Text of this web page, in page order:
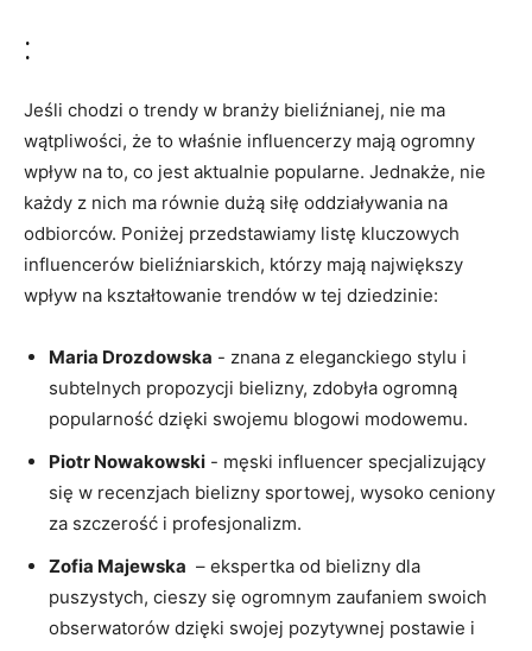
:
Jeśli⁣ chodzi o ‍trendy w branży bieliźnianej, nie ma
wątpliwości, ⁢że to właśnie influencerzy mają ogromny
‍wpływ na to,​ co jest aktualnie popularne. Jednakże, nie
każdy z nich ma równie dużą siłę ‍oddziaływania na
odbiorców. ‍Poniżej przedstawiamy listę kluczowych
influencerów bieliźniarskich, którzy mają największy
wpływ​ na kształtowanie trendów w tej dziedzinie:
Maria​ Drozdowska ‍-​ znana z eleganckiego ‌stylu‌ i
subtelnych propozycji‌ bielizny, zdobyła ogromną
popularność dzięki swojemu blogowi modowemu.
Piotr Nowakowski ‍- męski influencer specjalizujący
się w recenzjach bielizny‍ sportowej, wysoko‌ ceniony
za⁣ szczerość i profesjonalizm.
Zofia‌ Majewska ⁣ – ekspertka⁢ od bielizny dla
puszystych, ‌cieszy się ogromnym zaufaniem swoich⁣
obserwatorów ⁤dzięki⁣ swojej pozytywnej postawie i